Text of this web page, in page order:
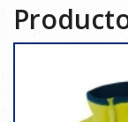
AMARILLO